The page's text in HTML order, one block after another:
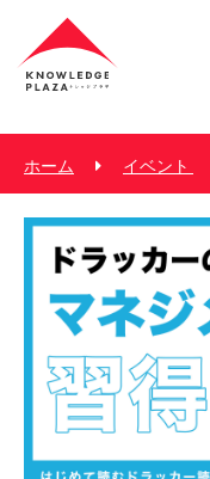
ホーム イベント